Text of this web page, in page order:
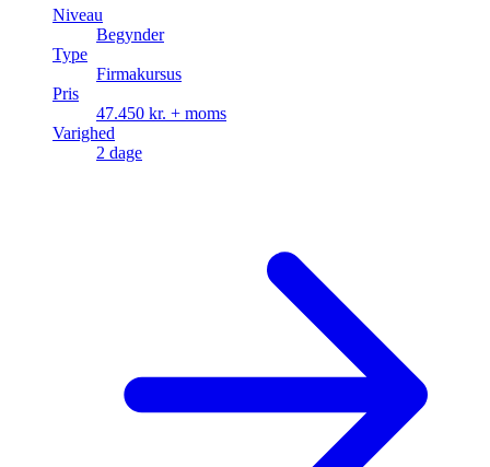
Niveau
Begynder
Type
Firmakursus
Pris
47.450 kr. + moms
Varighed
2 dage